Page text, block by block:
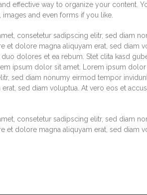
effective way to organize your content.
and even forms if you like.
consetetur sadipscing elitr, sed diam
et dolore magna aliquyam erat, sed diam
dolores et ea rebum. Stet clita kasd
ipsum dolor sit amet. Lorem ipsum dolor
sed diam nonumy eirmod tempor
sed diam voluptua. At vero eos et
consetetur sadipscing elitr, sed diam
et dolore magna aliquyam erat, sed diam